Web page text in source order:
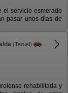
el servicio esmerado
pasar unos días de
(Teruel)
rehabilitada y